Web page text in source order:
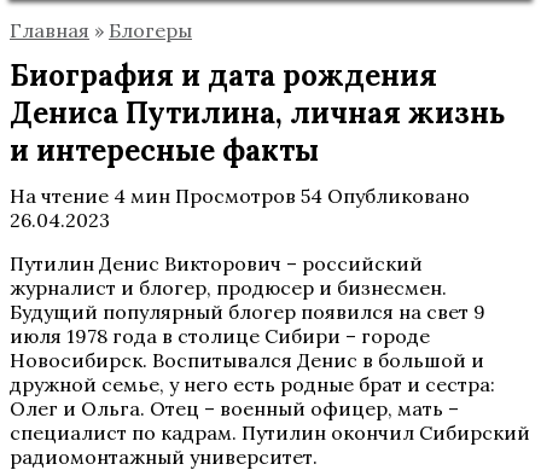
Главная » Блогеры
Биография и дата рождения
Дениса Путилина, личная жизнь
и интересные факты
На чтение 4 мин Просмотров 54 Опубликовано
26.04.2023
Путилин Денис Викторович – российский
журналист и блогер, продюсер и бизнесмен.
Будущий популярный блогер появился на свет 9
июля 1978 года в столице Сибири – городе
Новосибирск. Воспитывался Денис в большой и
дружной семье, у него есть родные брат и сестра:
Олег и Ольга. Отец – военный офицер, мать –
специалист по кадрам. Путилин окончил Сибирский
радиомонтажный университет.